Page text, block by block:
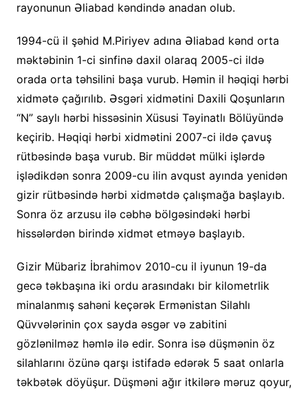
rayonunun Əliabad kəndində anadan olub.
1994-cü il şəhid M.Piriyev adına Əliabad kənd orta
məktəbinin 1-ci sinfinə daxil olaraq 2005-ci ildə
orada orta təhsilini başa vurub. Həmin il həqiqi hərbi
xidmətə çağırılıb. Əsgəri xidmətini Daxili Qoşunların
“N” saylı hərbi hissəsinin Xüsusi Təyinatlı Bölüyündə
keçirib. Həqiqi hərbi xidmətini 2007-ci ildə çavuş
rütbəsində başa vurub. Bir müddət mülki işlərdə
işlədikdən sonra 2009-cu ilin avqust ayında yenidən
gizir rütbəsində hərbi xidmətdə çalışmağa başlayıb.
Sonra öz arzusu ilə cəbhə bölgəsindəki hərbi
hissələrdən birində xidmət etməyə başlayıb.
Gizir Mübariz İbrahimov 2010-cu il iyunun 19-da
gecə təkbaşına iki ordu arasındakı bir kilometrlik
minalanmış sahəni keçərək Ermənistan Silahlı
Qüvvələrinin çox sayda əsgər və zabitini
gözlənilməz həmlə ilə edir. Sonra isə düşmənin öz
silahlarını özünə qarşı istifadə edərək 5 saat onlarla
təkbətək döyüşur. Düşməni ağır itkilərə məruz qoyur,